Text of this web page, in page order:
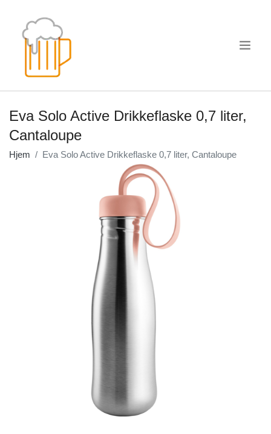
Eva Solo Active Drikkeflaske 0,7 liter,
Cantaloupe
Hjem Eva Solo Active Drikkeflaske 0,7 liter, Cantaloupe